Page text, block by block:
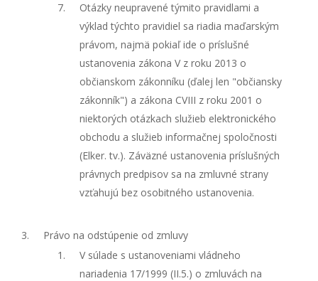
Otázky neupravené týmito pravidlami a
výklad týchto pravidiel sa riadia maďarským
právom, najmä pokiaľ ide o príslušné
ustanovenia zákona V z roku 2013 o
občianskom zákonníku (ďalej len "občiansky
zákonník") a zákona CVIII z roku 2001 o
niektorých otázkach služieb elektronického
obchodu a služieb informačnej spoločnosti
(Elker. tv.). Záväzné ustanovenia príslušných
právnych predpisov sa na zmluvné strany
vzťahujú bez osobitného ustanovenia.
Právo na odstúpenie od zmluvy
V súlade s ustanoveniami vládneho
nariadenia 17/1999 (II.5.) o zmluvách na